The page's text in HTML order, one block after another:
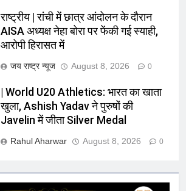
राष्ट्रीय | रांची में छात्र आंदोलन के दौरान
AISA अध्यक्ष नेहा बोरा पर फेंकी गई स्याही,
आरोपी हिरासत में
जय राष्ट्र न्यूज August 8, 2026 0
| World U20 Athletics: भारत का खाता
खुला, Ashish Yadav ने पुरुषों की
Javelin में जीता Silver Medal
Rahul Aharwar August 8, 2026 0